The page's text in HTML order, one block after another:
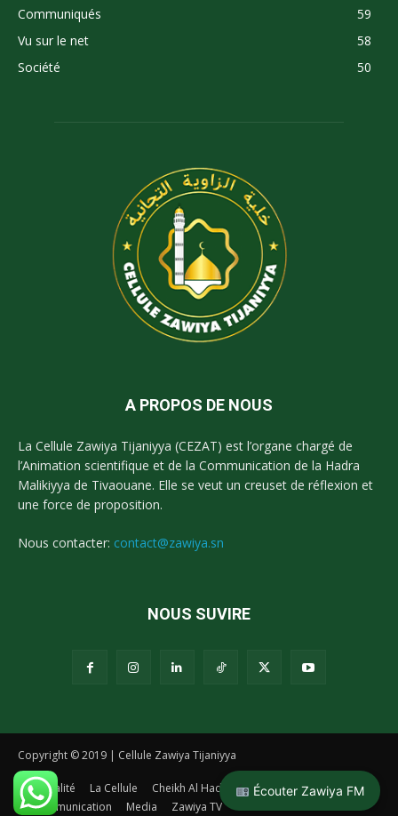
Écouter Zawiya FM
Communiqués
59
Vu sur le net
58
Société
50
A PROPOS DE NOUS
La Cellule Zawiya Tijaniyya (CEZAT) est l’organe chargé de
l’Animation scientifique et de la Communication de la Hadra
Malikiyya de Tivaouane. Elle se veut un creuset de réflexion et
une force de proposition.
Nous contacter: contact@zawiya.sn
NOUS SUVIRE
Copyright © 2019 | Cellule Zawiya Tijaniyya
Actualité La Cellule Cheikh Al Hadj Malick Sy
La Tidianiya
Communication
Media Zawiya TV